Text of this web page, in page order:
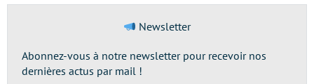
Newsletter
Abonnez-vous à notre newsletter pour recevoir nos
dernières actus par mail !